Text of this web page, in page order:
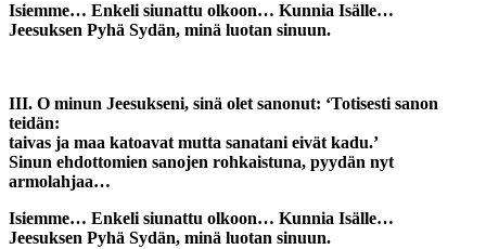
Isiemme… Enkeli siunattu olkoon… Kunnia Isälle…
Jeesuksen Pyhä Sydän, minä luotan sinuun.
III. O minun Jeesukseni, sinä olet sanonut: ‘Totisesti sanon
teidän:
taivas ja maa katoavat mutta sanatani eivät kadu.’
Sinun ehdottomien sanojen rohkaistuna, pyydän nyt
armolahjaa…
Isiemme… Enkeli siunattu olkoon… Kunnia Isälle…
Jeesuksen Pyhä Sydän, minä luotan sinuun.